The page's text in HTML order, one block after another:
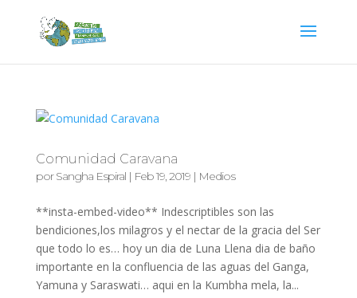
Comunidad Caravana
porSangha Espiral| Feb 19, 2019| Medios
**insta-embed-video** Indescriptibles son las
bendiciones,los milagros y el nectar de la gracia del Ser
que todo lo es… hoy un dia de Luna Llena dia de baño
importante en la confluencia de las aguas del Ganga,
Yamuna y Saraswati… aqui en la Kumbha mela, la...